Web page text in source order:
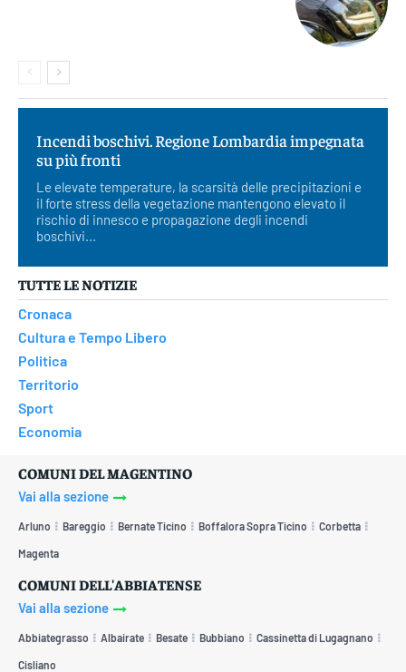
Incendi boschivi. Regione Lombardia impegnata
su più fronti
Le elevate temperature, la scarsità delle precipitazioni e
il forte stress della vegetazione mantengono elevato il
rischio di innesco e propagazione degli incendi
boschivi...
TUTTE LE NOTIZIE
Cronaca
Cultura e Tempo Libero
Politica
Territorio
Sport
Economia
COMUNI DEL MAGENTINO
Vai alla sezione
Arluno Bareggio Bernate Ticino Boffalora Sopra Ticino Corbetta
Magenta
COMUNI DELL'ABBIATENSE
Vai alla sezione
Abbiategrasso Albairate Besate Bubbiano Cassinetta di Lugagnano
Cisliano